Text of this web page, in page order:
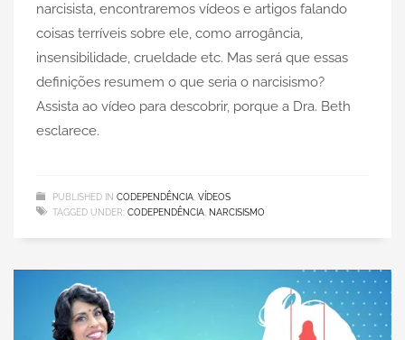
narcisista, encontraremos vídeos e artigos falando
coisas terríveis sobre ele, como arrogância,
insensibilidade, crueldade etc. Mas será que essas
definições resumem o que seria o narcisismo?
Assista ao vídeo para descobrir, porque a Dra. Beth
esclarece.
PUBLISHED IN CODEPENDÊNCIA, VÍDEOS
TAGGED UNDER: CODEPENDÊNCIA, NARCISISMO